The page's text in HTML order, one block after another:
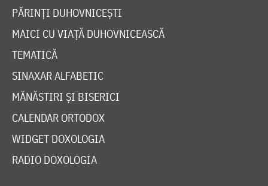
PĂRINȚI DUHOVNICEȘTI
MAICI CU VIAȚĂ DUHOVNICEASCĂ
TEMATICĂ
SINAXAR ALFABETIC
MĂNĂSTIRI ȘI BISERICI
CALENDAR ORTODOX
WIDGET DOXOLOGIA
RADIO DOXOLOGIA